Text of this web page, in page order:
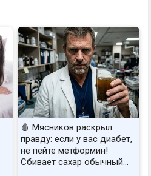
🩸 Мясников раскрыл
правду: если у вас диабет,
не пейте метформин!
Сбивает сахар обычный...